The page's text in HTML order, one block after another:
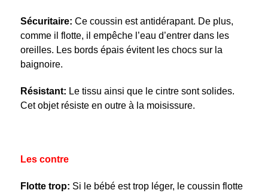
Sécuritaire: Ce coussin est antidérapant. De plus,
comme il flotte, il empêche l’eau d’entrer dans les
oreilles. Les bords épais évitent les chocs sur la
baignoire.
Résistant: Le tissu ainsi que le cintre sont solides.
Cet objet résiste en outre à la moisissure.
Les contre
Flotte trop: Si le bébé est trop léger, le coussin flotte